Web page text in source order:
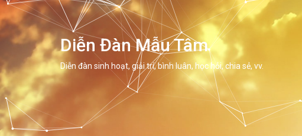
Diễn Đàn Mẫu Tâm
Diễn đàn sinh hoạt, giải trí, bình luân, học hỏi, chia sẻ, vv.